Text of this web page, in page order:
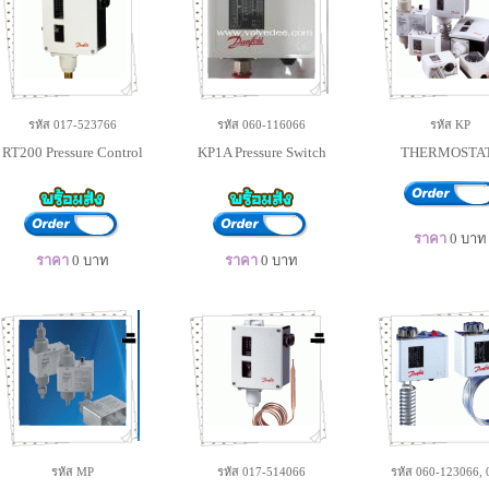
รหัส 017-523766
RT200 Pressure Control
ราคา 0 บาท
รหัส 060-116066
KP1A Pressure Switch
ราคา 0 บาท
รหัส KP
ราคา 0 บาท
รหัส MP รหัส 017-514066 รหัส 060-123066,